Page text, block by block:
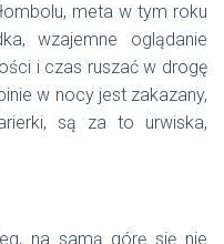
meta w tym roku
wzajemne oglądanie
i czas ruszać w drogę
w nocy jest zakazany,
są za to urwiska,
na samą górę się nie